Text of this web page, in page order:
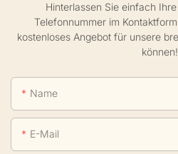
Hinterlassen Sie einfach
Telefonnummer im
kostenloses Angebot für unsere
können!
Name
E-Mail